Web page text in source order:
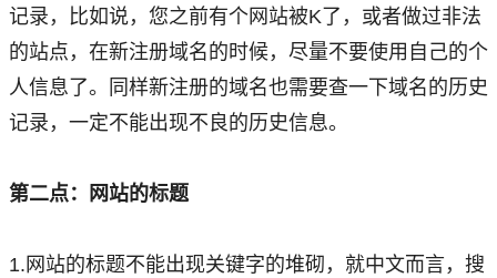
记录，比如说，您之前有个网站被K了，或者做过非法
的站点，在新注册域名的时候，尽量不要使用自己的个
人信息了。同样新注册的域名也需要查一下域名的历史
记录，一定不能出现不良的历史信息。
第二点：网站的标题
1.网站的标题不能出现关键字的堆砌，就中文而言，搜